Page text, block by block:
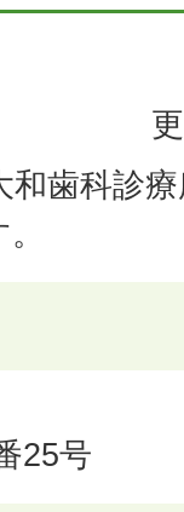
和歯科診
25号